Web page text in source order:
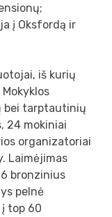
į Oksfordą ir
iš kurių
bei tarptautinių
24 mokiniai
organizatoriai
Laimėjimas
bronzinius
pelnė
top 60